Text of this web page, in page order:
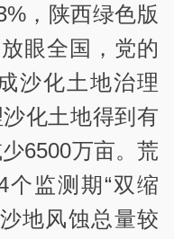
，陕西绿色版
眼全国，党的
沙化土地治理
化土地得到有
6500万亩。荒
监测期“双缩
地风蚀总量较